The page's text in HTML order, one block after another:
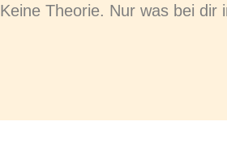
Keine Theorie. Nur was bei dir